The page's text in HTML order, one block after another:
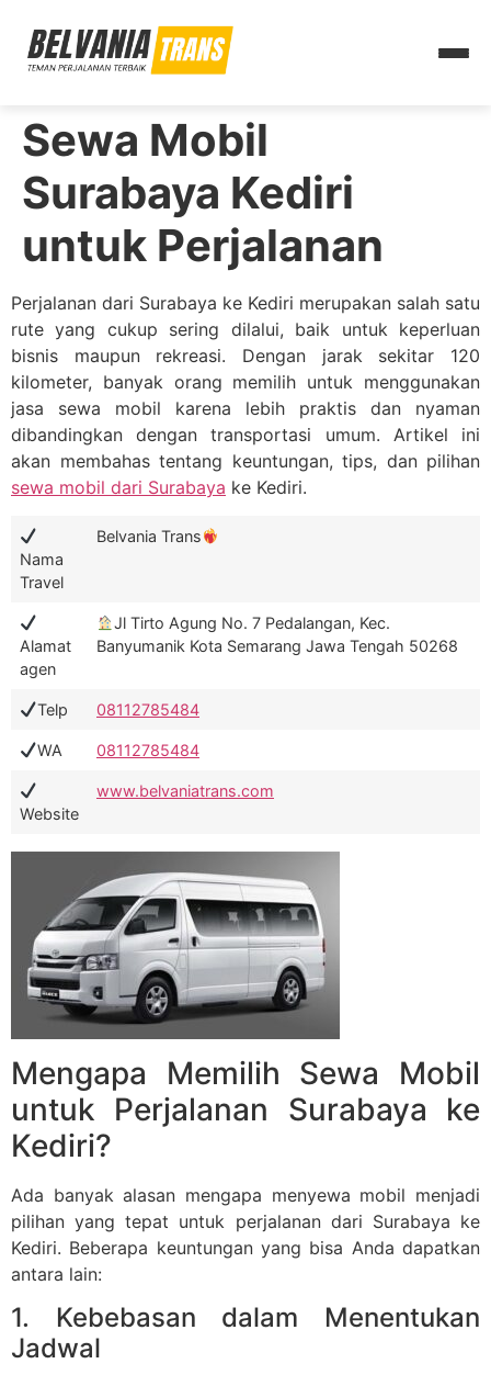
Sewa Mobil
Surabaya Kediri
untuk Perjalanan
Perjalanan dari Surabaya ke Kediri merupakan salah satu
rute yang cukup sering dilalui, baik untuk keperluan
bisnis maupun rekreasi. Dengan jarak sekitar 120
kilometer, banyak orang memilih untuk menggunakan
jasa sewa mobil karena lebih praktis dan nyaman
dibandingkan dengan transportasi umum. Artikel ini
akan membahas tentang keuntungan, tips, dan pilihan
sewa mobil dari Surabaya ke Kediri.
Nama
Travel
Belvania Trans
Alamat
agen
Jl Tirto Agung No. 7 Pedalangan, Kec.
Banyumanik Kota Semarang Jawa Tengah 50268
Telp 08112785484
WA 08112785484
Website
www.belvaniatrans.com
Mengapa Memilih Sewa Mobil
untuk Perjalanan Surabaya ke
Kediri?
Ada banyak alasan mengapa menyewa mobil menjadi
pilihan yang tepat untuk perjalanan dari Surabaya ke
Kediri. Beberapa keuntungan yang bisa Anda dapatkan
antara lain:
1. Kebebasan dalam Menentukan
Jadwal